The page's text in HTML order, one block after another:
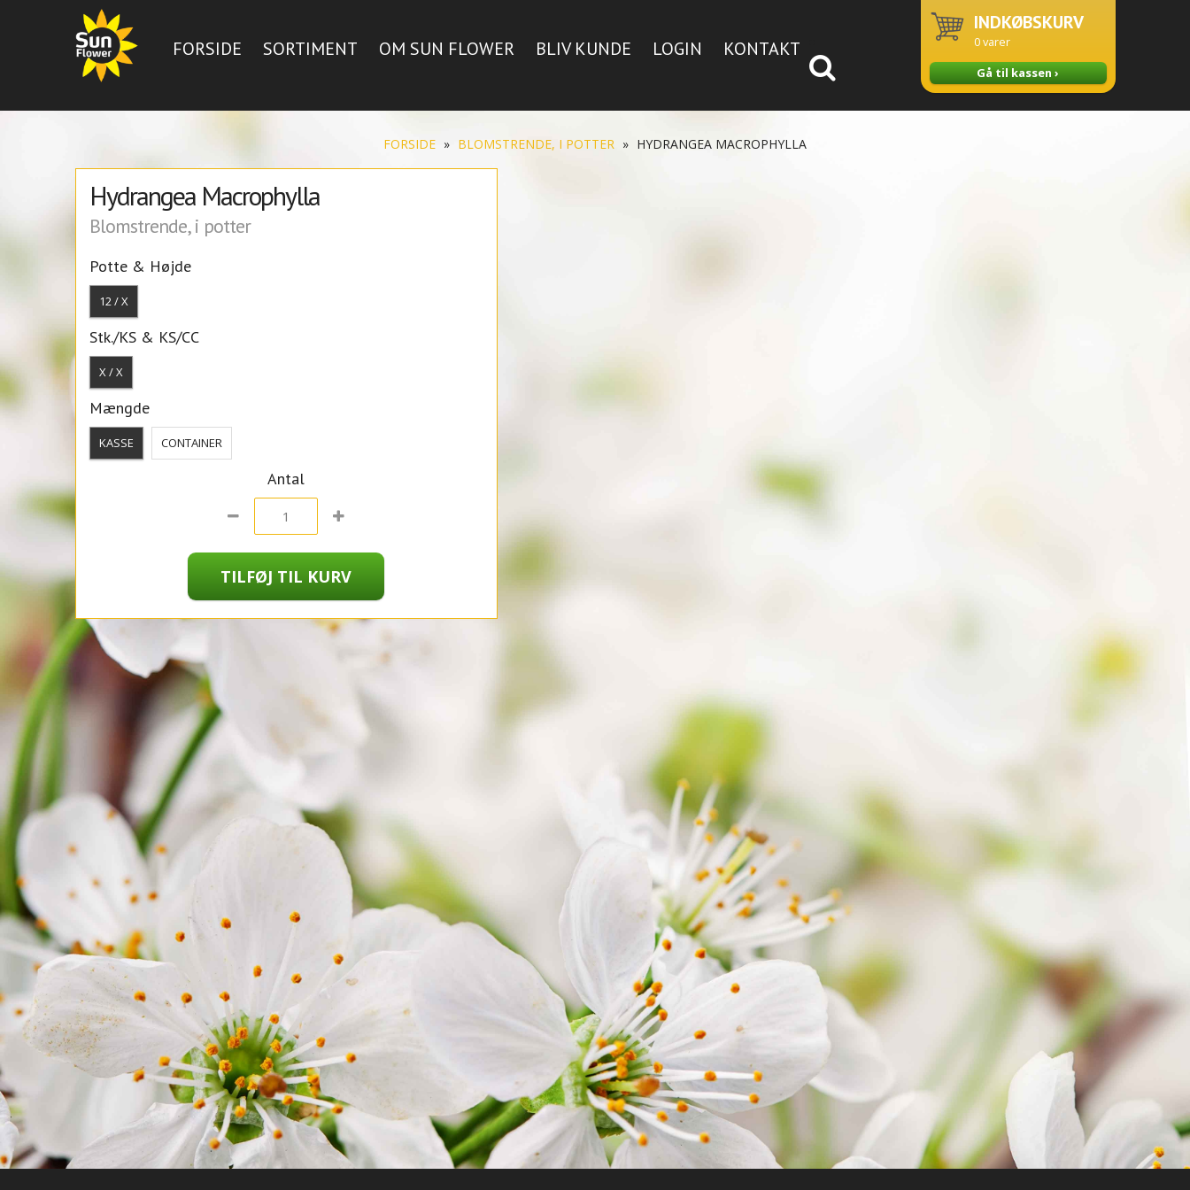
FORSIDE SORTIMENT OM SUN FLOWER BLIV KUNDE LOGIN KONTAKT
INDKØBSKURV
0varer
Gå til kassen ›
FORSIDE » BLOMSTRENDE, I POTTER » HYDRANGEA MACROPHYLLA
Hydrangea Macrophylla
Blomstrende, i potter
Potte & Højde
12 / X
Stk./KS & KS/CC
X / X
Mængde
KASSE CONTAINER
Antal